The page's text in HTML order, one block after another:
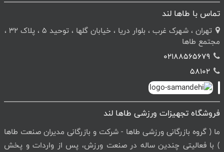
تماس با طاها لند
تهران ، شهرک غرب ، بلوار دریا ، خیابان گلها ، توحید 5 ، پلاک 32 ،
مجتمع طاها
02188565679
58102
فروشگاه تجهیزات ورزشی طاها لند
ما ( گروه بازرگانی ورزشی طاها - شرکت و بازرگانی مدیران صنعت طاها
) با فعالیتی چندین ساله در صنعت ورزش، پس از واردات و پخش